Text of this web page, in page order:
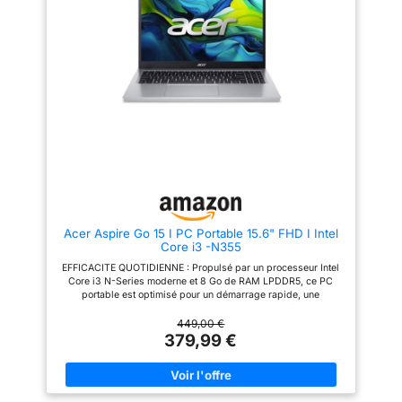
les pilotes, ainsi qu'un pack
Microsoft Office en version
Fi, Bluetooth), profitez d’une
connexion rapide et simple pour
rester productif partout. EPEAT
Gold : les produits certifiés
EPEAT Gold sont les mieux
classés et répondent à tous les
critères requis par EPEAT.
CONÇU POUR VOTRE
Acer Aspire Go 15 I PC Portable 15.6" FHD I Intel
Core i3 -N355
EFFICACITE QUOTIDIENNE : Propulsé par un processeur Intel
Core i3 N-Series moderne et 8 Go de RAM LPDDR5, ce PC
portable est optimisé pour un démarrage rapide, une
applications de bureautique et d'étude. ECRAN 15.6" FULL HD
CONFORTABLE : Profitez d'une qualité d'image nette sur
l'écran Full HD (1920x1080) de 15,6 pouces. La technologie
Anti-reflet réduit la fatigue oculaire, idéal pour les longues
sessions de travail ou le visionnage de contenu. DEMARRAGE
INSTANTANE : Le SSD NVMe de 256 Go assure un stockage
449,00 €
379,99 €